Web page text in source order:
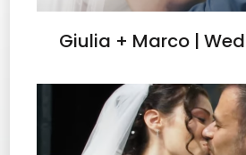
Giulia + Marco |